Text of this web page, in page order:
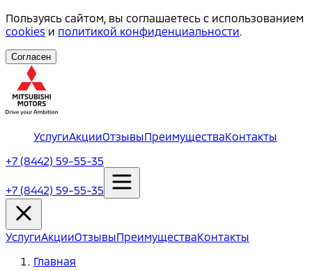
Пользуясь сайтом, вы соглашаетесь с использованием
cookies и политикой конфиденциальности.
Согласен
УслугиАкцииОтзывыПреимуществаКонтакты
+7 (8442) 59-55-35
+7 (8442) 59-55-35
УслугиАкцииОтзывыПреимуществаКонтакты
Главная